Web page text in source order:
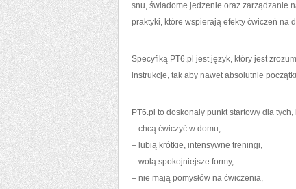
snu, świadome jedzenie oraz zarządzanie
praktyki, które wspierają efekty ćwiczeń na
Specyfiką PT6.pl jest język, który jest
instrukcje, tak aby nawet absolutnie
PT6.pl to doskonały punkt startowy dla tych,
– chcą ćwiczyć w domu,
– lubią krótkie, intensywne treningi,
– wolą spokojniejsze formy,
– nie mają pomysłów na ćwiczenia,